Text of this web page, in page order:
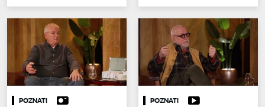
POZNATI POZNATI